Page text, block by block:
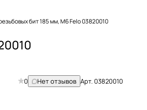
бит 185 мм, М6 Felo 03820010
0 Нет отзывов Арт.03820010